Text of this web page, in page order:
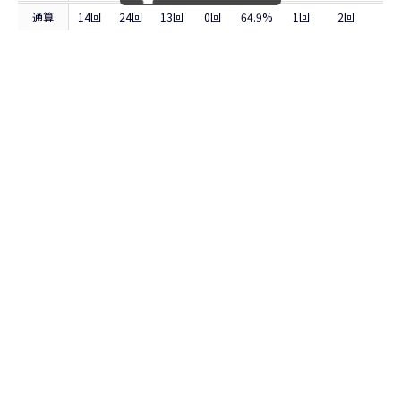
通算
14回 24回 13回 0回 64.9% 1回 2回